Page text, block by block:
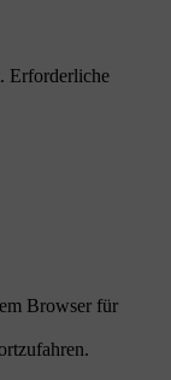
Erforderliche
Browser für